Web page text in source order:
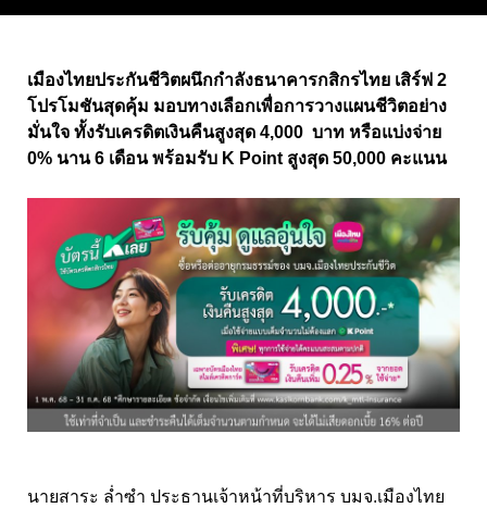
เมืองไทยประกันชีวิตผนึกกำลังธนาคารกสิกรไทย เสิร์ฟ 2
โปรโมชันสุดคุ้ม มอบทางเลือกเพื่อการวางแผนชีวิตอย่าง
มั่นใจ ทั้งรับเครดิตเงินคืนสูงสุด 4,000 บาท หรือแบ่งจ่าย
0% นาน 6 เดือน พร้อมรับ K Point สูงสุด 50,000 คะแนน
นายสาระ ล่ำซำ ประธานเจ้าหน้าที่บริหาร บมจ.เมืองไทย